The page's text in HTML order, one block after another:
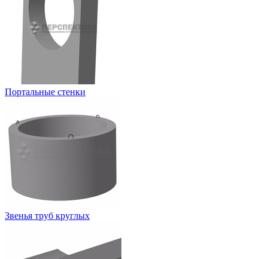
Портальные стенки
Звенья труб круглых